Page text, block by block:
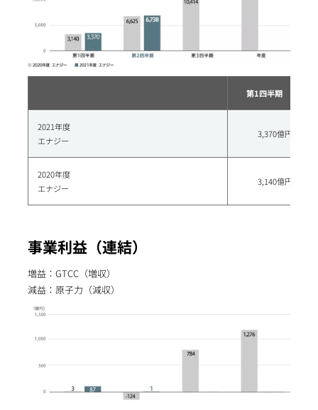
第1四半期
2021年度
エナジー
3,370億円
2020年度
エナジー
3,140億円
事業利益（連結）
増益：GTCC（増収）
減益：原子力（減収）